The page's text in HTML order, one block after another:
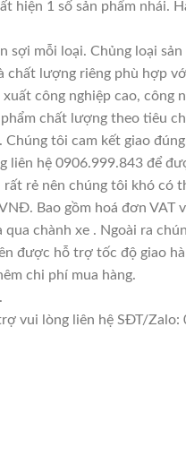
1 số sản phẩm nhái.
mỗi loại. Chủng loại
lượng riêng phù hợp
công nghiệp cao, công
chất lượng theo tiêu
tôi cam kết giao
hệ 0906.999.843 để
rẻ nên chúng tôi khó có
Bao gồm hoá đơn VAT
chành xe . Ngoài ra
được hỗ trợ tốc độ giao
chi phí mua hàng.
vui lòng liên hệ SĐT/